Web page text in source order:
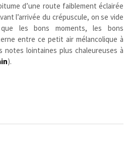
d’une route faiblement éclairée
l’arrivée du crépuscule, on se vide
les bons moments, les bons
entre ce petit air mélancolique à
notes lointaines plus chaleureuses à
).